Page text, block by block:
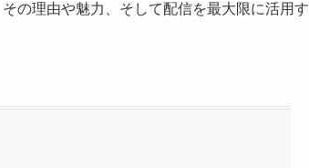
の理由や魅力、そして配信を最大限に活用す